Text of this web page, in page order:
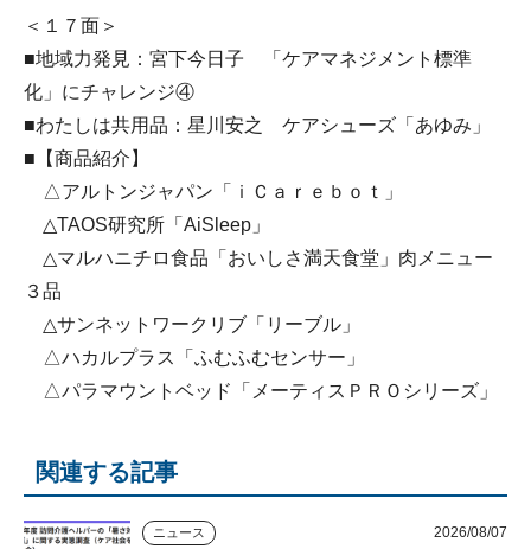
＜１７面＞
■地域力発見：宮下今日子 「ケアマネジメント標準
化」にチャレンジ④
■わたしは共用品：星川安之 ケアシューズ「あゆみ」
■【商品紹介】
△アルトンジャパン「ｉＣａｒｅｂｏｔ」
△TAOS研究所「AiSleep」
△マルハニチロ食品「おいしさ満天食堂」肉メニュー
３品
△サンネットワークリブ「リーブル」
△ハカルプラス「ふむふむセンサー」
△パラマウントベッド「メーティスＰＲＯシリーズ」
関連する記事
ニュース 2026/08/07